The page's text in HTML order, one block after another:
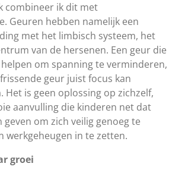
combineer ik dit met
Geuren hebben namelijk een
met het limbisch systeem, het
van de hersenen. Een geur die
om spanning te verminderen,
geur juist focus kan
Het is geen oplossing op zichzelf,
aanvulling die kinderen net dat
geven om zich veilig genoeg te
werkgeheugen in te zetten.
groei